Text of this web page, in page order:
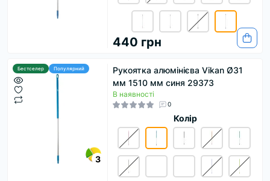
440 грн
Бестселер Популярний
3
Рукоятка алюмінієва Vikan Ø31
мм 1510 мм синя 29373
В наявності
0
Колір